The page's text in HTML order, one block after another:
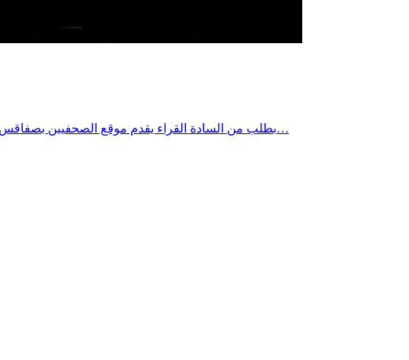
بطلب من السادة القراء يقدم موقع الصحفيين بصفاقس خدمة نشر إعلانات الوفيات والتعزية وإسداء الشكر وإعلان الخميس أو الفرق في كلّ الأوقات على صفحة الموقع مرفوقا بصورة…